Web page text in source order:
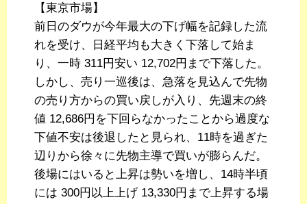
【東京市場】
前日のダウが今年最大の下げ幅を記録した流
れを受け、日経平均も大きく下落して始ま
り、一時 311円安い 12,702円まで下落した。
しかし、売り一巡後は、急落を見込んで先物
の売り方からの買い戻しが入り、先週末の終
値 12,686円を下回らなかったことから過度な
下値不安は後退したと見られ、11時を過ぎた
辺りから徐々に先物主導で買いが膨らんだ。
後場にはいると上昇は勢いを増し、14時半頃
には 300円以上上げ 13,330円まで上昇する場